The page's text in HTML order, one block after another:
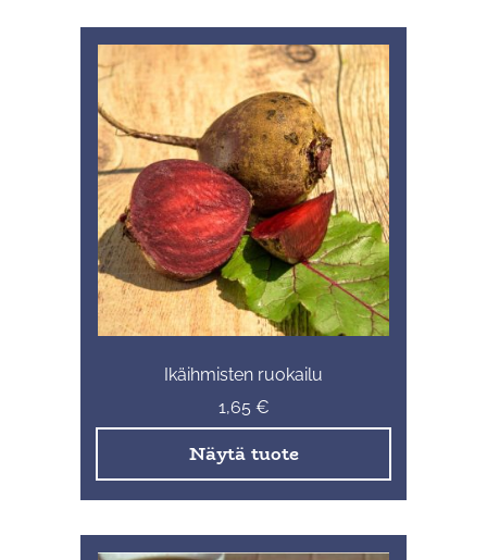
Ikäihmisten ruokailu
1,65 €
Näytä tuote